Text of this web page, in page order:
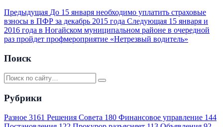
Предыдущая До 15 января необходимо уплатить страховые
взносы в ПФР за декабрь 2015 года Следующая 15 января и
2016 года в Ногайском муниципальном районе в очередной
раз пройдет профмероприятие «Нетрезвый водитель»
Поиск
Рубрики
Разное 3161 Решения Совета 180 Финансовое управление 144